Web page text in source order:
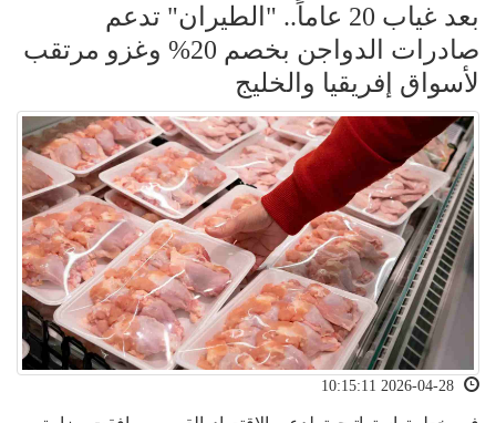
بعد غياب 20 عاماً.. "الطيران" تدعم
صادرات الدواجن بخصم 20% وغزو مرتقب
لأسواق إفريقيا والخليج